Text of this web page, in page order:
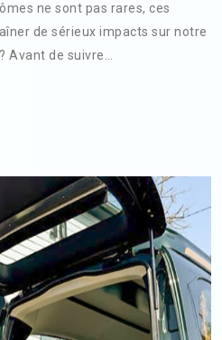
ne sont pas rares, ces
de sérieux impacts sur notre
Avant de suivre…